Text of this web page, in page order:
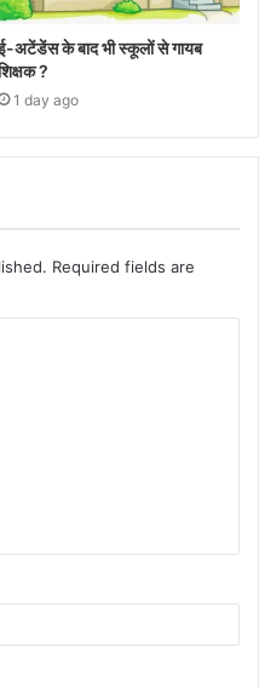
अटेंडेंस के बाद भी स्कूलों से गायब
?
1 day ago
Required fields are